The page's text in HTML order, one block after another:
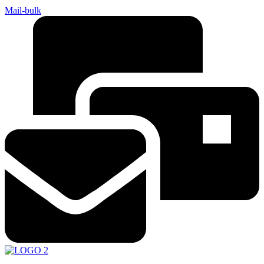
Mail-bulk